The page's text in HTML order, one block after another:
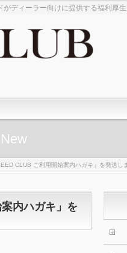
ディーラー向けに提供する福利厚生
CLUB ご利用開始案内ハガキ」を発送し
内ハガキ」を